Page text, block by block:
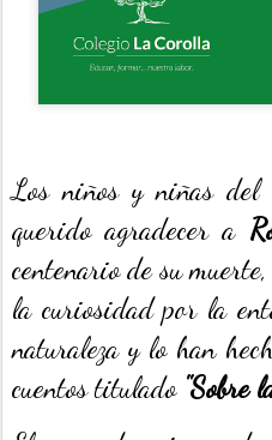
Los niños y niñas del
querido agradecer a
centenario de su
la curiosidad por la
naturaleza y lo han
cuentos titulado "Sobre